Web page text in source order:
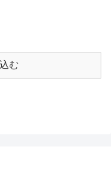
む